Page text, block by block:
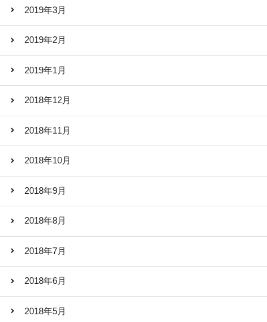
2019年3月
2019年2月
2019年1月
2018年12月
2018年11月
2018年10月
2018年9月
2018年8月
2018年7月
2018年6月
2018年5月